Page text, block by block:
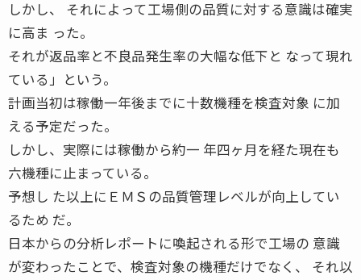
しかし、 それによって工場側の品質に対する意識は確実
に高ま った。
それが返品率と不良品発生率の大幅な低下と なって現れ
ている」という。
計画当初は稼働一年後までに十数機種を検査対象 に加
える予定だった。
しかし、実際には稼働から約一 年四ヶ月を経た現在も
六機種に止まっている。
予想し た以上にＥＭＳの品質管理レベルが向上してい
るため だ。
日本からの分析レポートに喚起される形で工場の 意識
が変わったことで、検査対象の機種だけでなく、 それ以